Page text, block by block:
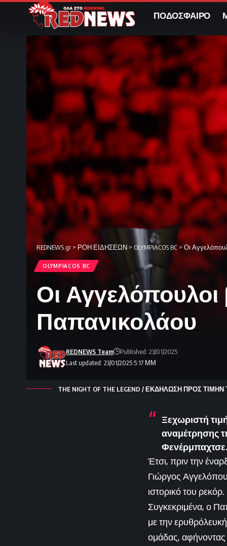
ΠΟΔΟΣΦΑΙΡΟ
REDNEWS.gr > ΡΟΗ ΕΙΔΗΣΕΩΝ > OLYMPIACOS BC > Οι
OLYMPIACOS BC
Οι
Παπανικολάου
Last updated: 23/01/2025 5:17 ΜΜ
REDNEWS Team Published: 23/01/2025
THE NIGHT OF THE LEGEND / ΕΚΔΗΛΩΣΗ ΠΡΟΣ
Ξεχωριστή
αναμέτρησης
Φενέρμπαχτσε.
Έτσι, πριν την
Γιώργος
ιστορικό του ρεκόρ.
Συγκεκριμένα, ο
με την
ομάδας, αφήνοντας